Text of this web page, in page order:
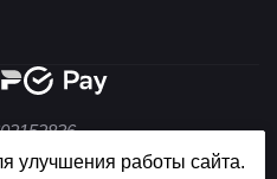
офертой (ст. 437
улучшения работы сайта.